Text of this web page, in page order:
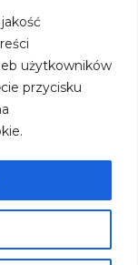
użytkowników
przycisku